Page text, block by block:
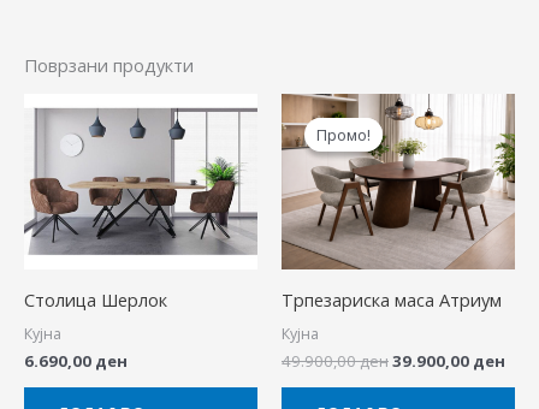
Поврзани продукти
Столица Шерлок
Кујна
6.690,00 ден
Промо!
Промо!
Трпезариска маса Атриум
Кујна
49.900,00ден
Original
price
was:
49.900,00 ден.
39.900,00 ден
is: